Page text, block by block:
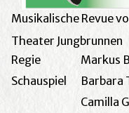
Musikalische Revue
Theater Jungbrunnen
Regie
Markus
Schauspiel
Barbara
Camilla